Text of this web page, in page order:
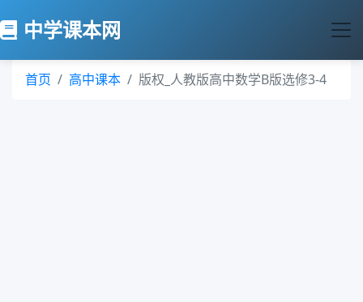
中学课本网
首页 高中课本 版权_人教版高中数学B版选修3-4